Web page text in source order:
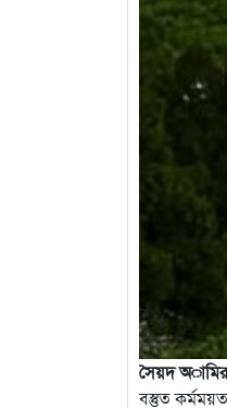
সৈয়দ
বস্তুত